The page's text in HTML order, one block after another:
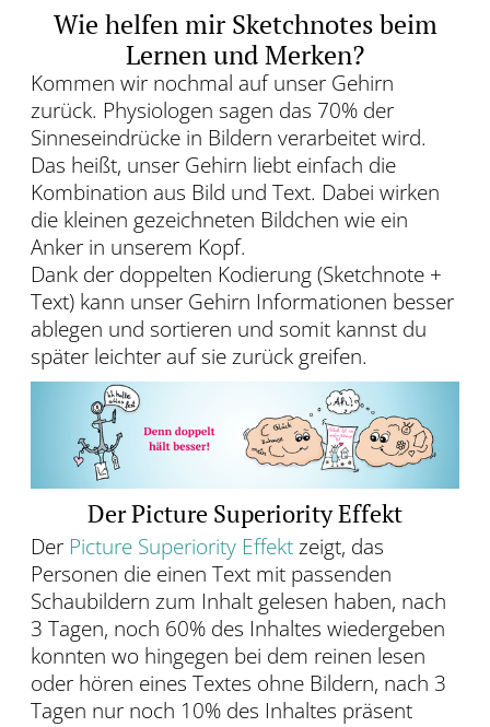
Wie helfen mir Sketchnotes beim
Lernen und Merken?
Kommen wir nochmal auf unser Gehirn
zurück. Physiologen sagen das 70% der
Sinneseindrücke in Bildern verarbeitet wird.
Das heißt, unser Gehirn liebt einfach die
Kombination aus Bild und Text. Dabei wirken
die kleinen gezeichneten Bildchen wie ein
Anker in unserem Kopf.
Dank der doppelten Kodierung (Sketchnote +
Text) kann unser Gehirn Informationen besser
ablegen und sortieren und somit kannst du
später leichter auf sie zurück greifen.
Der Picture Superiority Effekt
Der Picture Superiority Effektzeigt, das
Personen die einen Text mit passenden
Schaubildern zum Inhalt gelesen haben, nach
3 Tagen, noch 60% des Inhaltes wiedergeben
konnten wo hingegen bei dem reinen lesen
oder hören eines Textes ohne Bildern, nach 3
Tagen nur noch 10% des Inhaltes präsent